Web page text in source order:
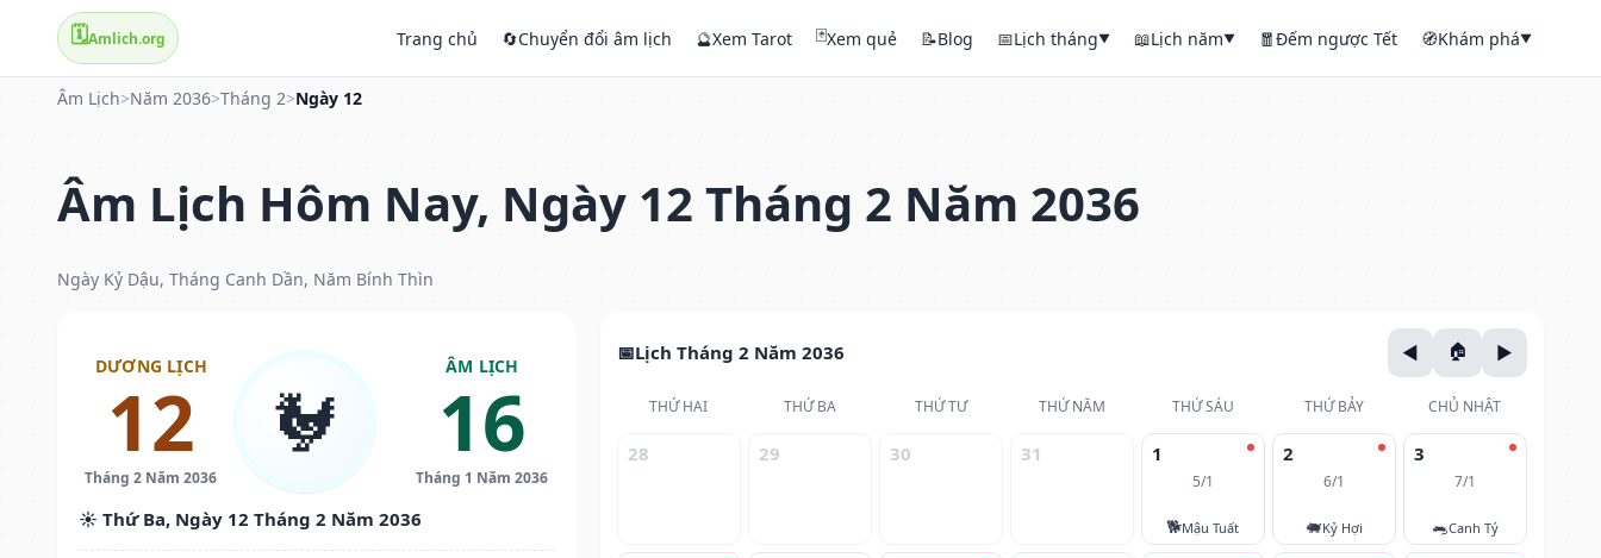
🗓️Amlich.org Trang chủ 🔄Chuyển đổi âm lịch 🔮Xem Tarot 🃏Xem quẻ 📝Blog 📅Lịch tháng▼ 📖Lịch năm▼ 🧧Đếm ngược Tết 🧭Khám phá▼
Âm Lịch>Năm 2036>Tháng 2>Ngày 12
Âm Lịch Hôm Nay, Ngày 12 Tháng 2 Năm 2036
Ngày Kỷ Dậu, Tháng Canh Dần, Năm Bính Thìn
DƯƠNG LỊCH
12
Tháng 2 Năm 2036
🐓
ÂM LỊCH
16
Tháng 1 Năm 2036
☀️ Thứ Ba, Ngày 12 Tháng 2 Năm 2036
Lịch Tháng 2 Năm 2036
THỨ HAI THỨ BA THỨ TƯ THỨ NĂM THỨ SÁU THỨ BẢY CHỦ NHẬT
28 29 30 31 1
5/1
🐕Mậu Tuất
2
6/1
🐖Kỷ Hợi
3
7/1
🐀Canh Tý